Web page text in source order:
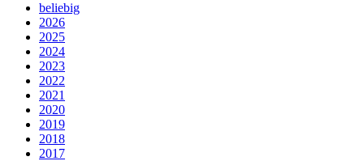
beliebig
2026
2025
2024
2023
2022
2021
2020
2019
2018
2017